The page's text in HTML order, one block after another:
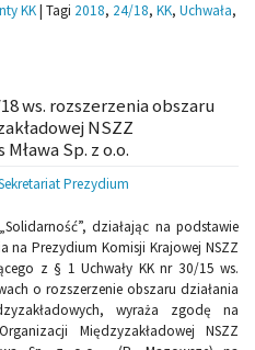
KK| Tagi 2018, 24/18, KK, Uchwała,
ws. rozszerzenia obszaru
NSZZ
Sp. z o.o.
Prezydium
działając na podstawie
na Prezydium Komisji Krajowej NSZZ
z § 1 Uchwały KK nr 30/15 ws.
o rozszerzenie obszaru działania
wyraża zgodę na
Międzyzakładowej NSZZ